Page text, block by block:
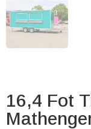
16,4 Fot